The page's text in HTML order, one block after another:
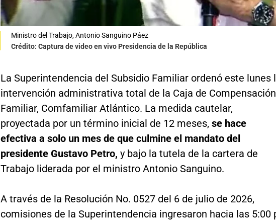
Ministro del Trabajo, Antonio Sanguino Páez
Crédito: Captura de video en vivo Presidencia de la República
La Superintendencia del Subsidio Familiar ordenó este lunes
intervención administrativa total de la Caja de Compensación
Familiar, Comfamiliar Atlántico. La medida cautelar,
proyectada por un término inicial de 12 meses, se hace
efectiva a solo un mes de que culmine el mandato del
presidente Gustavo Petro, y bajo la tutela de la cartera de
Trabajo liderada por el ministro Antonio Sanguino.
A través de la Resolución No. 0527 del 6 de julio de 2026,
comisiones de la Superintendencia ingresaron hacia las 5:00